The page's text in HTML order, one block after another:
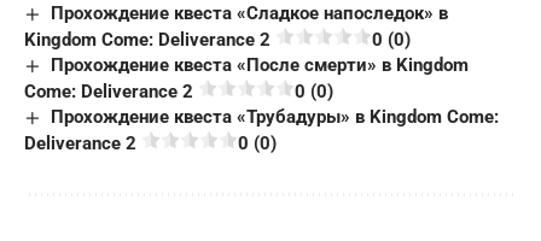
Прохождение квеста «Сладкое напоследок» в
Kingdom Come: Deliverance 2
0 (0)
Прохождение квеста «После смерти» в Kingdom
Come: Deliverance 2
0 (0)
Прохождение квеста «Трубадуры» в Kingdom Come:
Deliverance 2
0 (0)